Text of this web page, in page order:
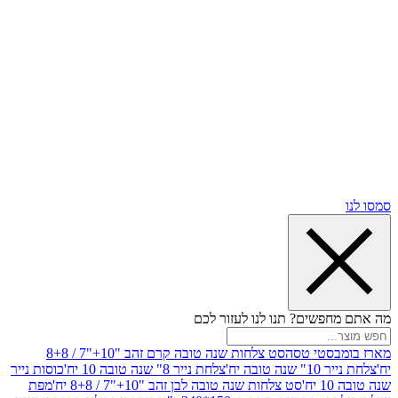
תנו לנו לעזור לכם
טסה
סט צלחות שנה טובה קרם זהב "10+"7 / 8+8
יח'
צלחת נייר 8" שנה טובה 10 יח'
כוסות נייר
סט צלחות שנה טובה לבן זהב "10+"7 / 8+8 יח'
מפת